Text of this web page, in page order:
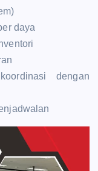
daya
dengan